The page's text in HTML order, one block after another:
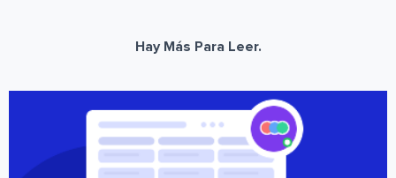
Hay Más Para Leer.